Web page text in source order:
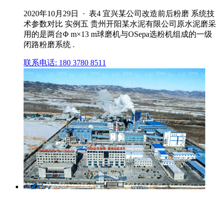
2020年10月29日 · 表4 宜兴某公司改造前后粉磨 系统技
术参数对比 实例五 贵州开阳某水泥有限公司原水泥磨采
用的是两台Φ m×13 m球磨机与OSepa选粉机组成的一级
闭路粉磨系统 .
联系电话: 180 3780 8511